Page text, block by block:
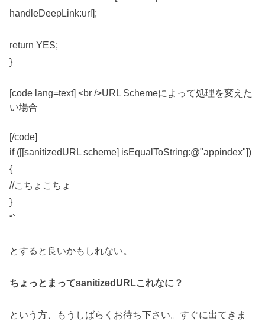
handleDeepLink:url];
return YES;
}
[code lang=text] <br />URL Schemeによって処理を変えた
い場合
[/code]
if ([[sanitizedURL scheme] isEqualToString:@"appindex"])
{
//こちょこちょ
}
“`
とすると良いかもしれない。
ちょっとまってsanitizedURLこれなに？
という方、もうしばらくお待ち下さい。すぐに出てきま